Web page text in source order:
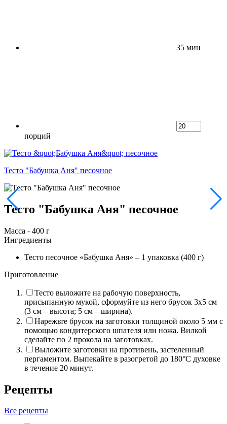
35 мин
порций
Тесто "Бабушка Аня" песочное
Тесто "Бабушка Аня" песочное
Масса - 400 г
Ингредиенты
Тесто песочное «Бабушка Аня» – 1 упаковка (400 г)
Приготовление
Тесто выложите на рабочую поверхность,
присыпанную мукой, сформуйте из него брусок 3х5 см
(3 см – высота; 5 см – ширина).
Нарежьте брусок на заготовки толщиной около 5 мм с
помощью кондитерского шпателя или ножа. Вилкой
сделайте по 2 прокола на заготовках.
Выложите заготовки на противень, застеленный
пергаментом. Выпекайте в разогретой до 180°C духовке
в течение 20 минут.
Рецепты
Все рецепты